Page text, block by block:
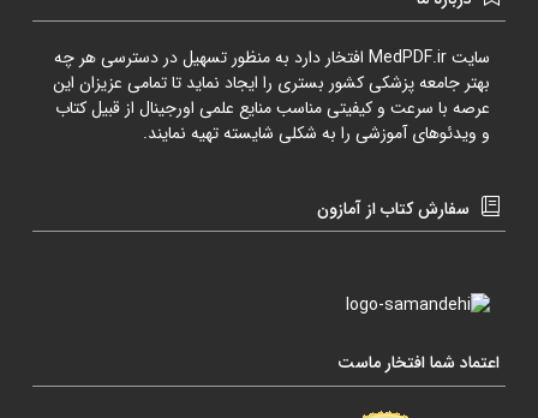
سایتMedPDF.ir افتخار دارد به منظور تسهیل در دسترسی هر چه
بهتر جامعه پزشکی کشور بستری را ایجاد نماید تا تمامی عزیزان این
عرصه با سرعت و کیفیتی مناسب منایع علمی اورجینال از قبیل کتاب
و ویدئوهای آموزشی را به شکلی شایسته تهیه نمایند.
سفارش کتاب از آمازون
اعتماد شما افتخار ماست